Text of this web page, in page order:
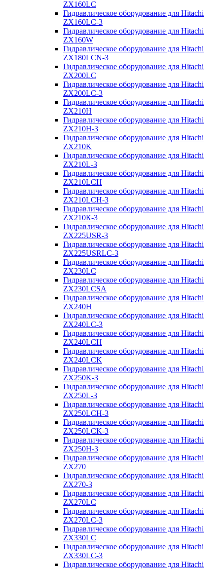
ZX160LC
Гидравлическое оборудование для Hitachi
ZX160LC-3
Гидравлическое оборудование для Hitachi
ZX160W
Гидравлическое оборудование для Hitachi
ZX180LCN-3
Гидравлическое оборудование для Hitachi
ZX200LC
Гидравлическое оборудование для Hitachi
ZX200LC-3
Гидравлическое оборудование для Hitachi
ZX210H
Гидравлическое оборудование для Hitachi
ZX210H-3
Гидравлическое оборудование для Hitachi
ZX210K
Гидравлическое оборудование для Hitachi
ZX210L-3
Гидравлическое оборудование для Hitachi
ZX210LCH
Гидравлическое оборудование для Hitachi
ZX210LCH-3
Гидравлическое оборудование для Hitachi
ZX210К-3
Гидравлическое оборудование для Hitachi
ZX225USR-3
Гидравлическое оборудование для Hitachi
ZX225USRLC-3
Гидравлическое оборудование для Hitachi
ZX230LC
Гидравлическое оборудование для Hitachi
ZX230LCSA
Гидравлическое оборудование для Hitachi
ZX240H
Гидравлическое оборудование для Hitachi
ZX240LC-3
Гидравлическое оборудование для Hitachi
ZX240LCH
Гидравлическое оборудование для Hitachi
ZX240LCK
Гидравлическое оборудование для Hitachi
ZX250K-3
Гидравлическое оборудование для Hitachi
ZX250L-3
Гидравлическое оборудование для Hitachi
ZX250LCH-3
Гидравлическое оборудование для Hitachi
ZX250LCK-3
Гидравлическое оборудование для Hitachi
ZX250Н-3
Гидравлическое оборудование для Hitachi
ZX270
Гидравлическое оборудование для Hitachi
ZX270-3
Гидравлическое оборудование для Hitachi
ZX270LC
Гидравлическое оборудование для Hitachi
ZX270LC-3
Гидравлическое оборудование для Hitachi
ZX330LC
Гидравлическое оборудование для Hitachi
ZX330LC-3
Гидравлическое оборудование для Hitachi